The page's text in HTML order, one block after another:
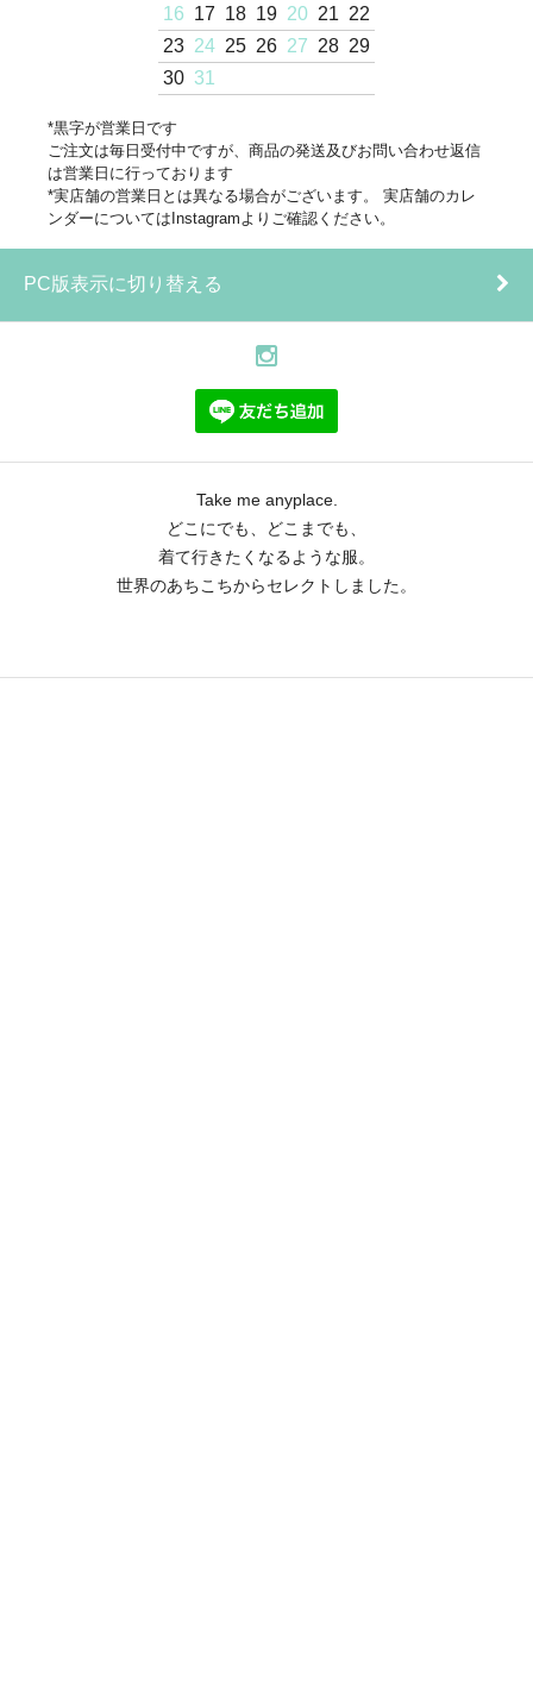
16 17 18 19 20 21 22
23 24 25 26 27 28 29
30 31
*黒字が営業日です
ご注文は毎日受付中ですが、商品の発送及びお問い合わせ返信
は営業日に行っております
*実店舗の営業日とは異なる場合がございます。 実店舗のカレ
ンダーについてはInstagramよりご確認ください。
PC版表示に切り替える
Take me anyplace.
どこにでも、どこまでも、
着て行きたくなるような服。
世界のあちこちからセレクトしました。